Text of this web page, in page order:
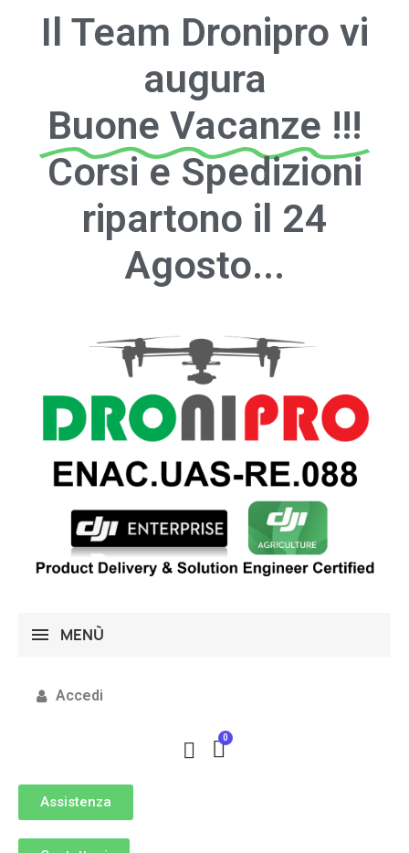
Il Team Dronipro vi
augura
Buone Vacanze !!!
Corsi e Spedizioni
ripartono il 24
Agosto...
MENÙ
Accedi
Assistenza